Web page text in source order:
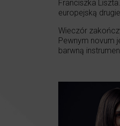
Franciszka
europejską
Wieczór
Pewnym novum
barwną